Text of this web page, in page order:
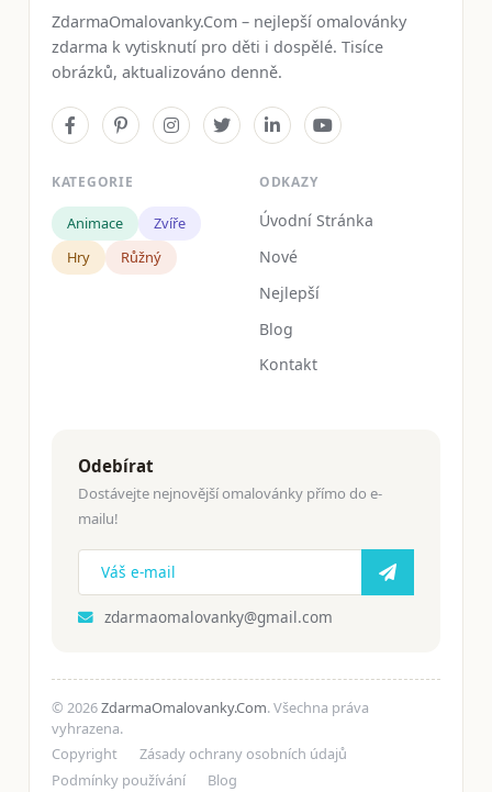
ZdarmaOmalovanky.Com – nejlepší omalovánky
zdarma k vytisknutí pro děti i dospělé. Tisíce
obrázků, aktualizováno denně.
KATEGORIE
Animace
Zvíře
Hry
Růžný
ODKAZY
Úvodní Stránka
Nové
Nejlepší
Blog
Kontakt
Odebírat
Dostávejte nejnovější omalovánky přímo do e-
mailu!
zdarmaomalovanky@gmail.com
© 2026ZdarmaOmalovanky.Com. Všechna práva
vyhrazena.
Copyright
Zásady ochrany osobních údajů
Podmínky používání
Blog